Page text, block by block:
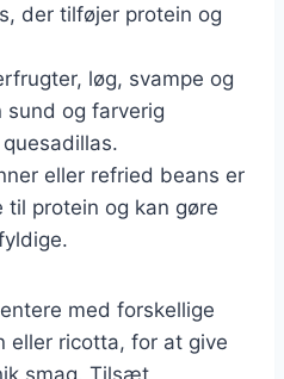
der tilføjer protein og
løg, svampe og
sund og farverig
eller refried beans er
til protein og kan gøre
med forskellige
eller ricotta, for at give
smag. Tilsæt